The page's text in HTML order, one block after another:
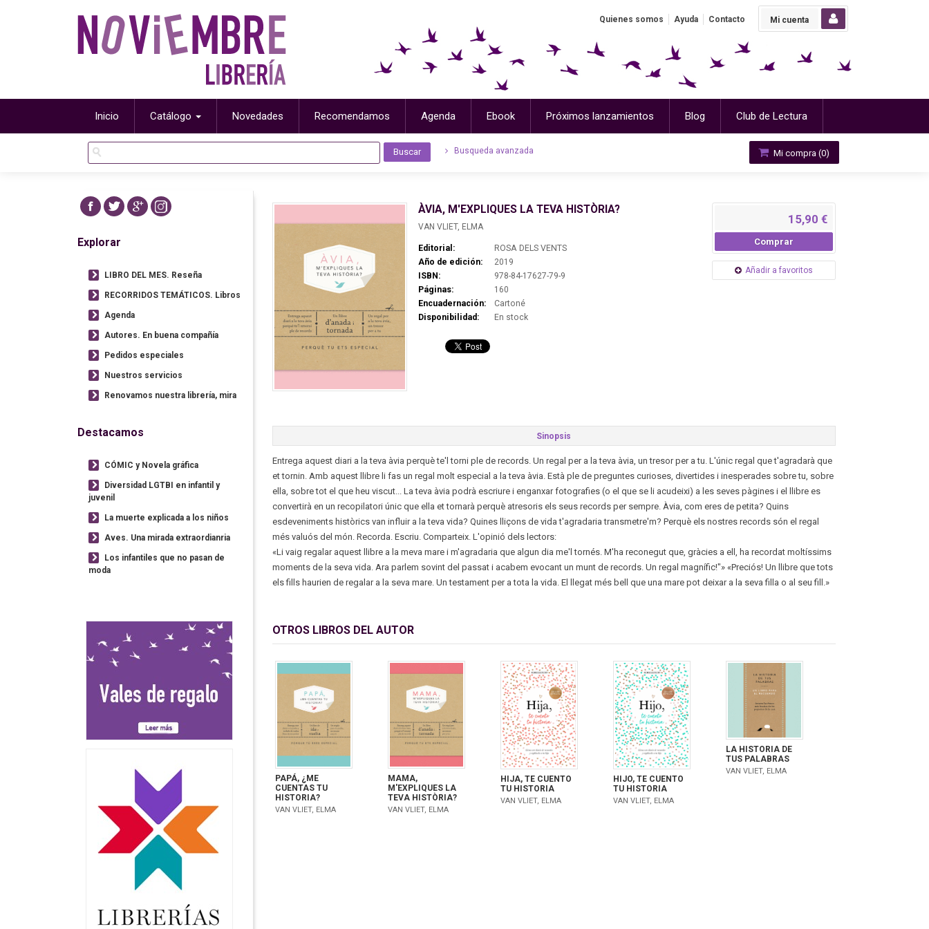
Mi cuenta
Quienes somos Ayuda Contacto
Inicio Catálogo Novedades Recomendamos Agenda Ebook Próximos lanzamientos Blog Club de Lectura
Busqueda avanzada Mi compra (0)
ÀVIA, M'EXPLIQUES LA TEVA HISTÒRIA?
VAN VLIET, ELMA
Editorial:
ROSA DELS VENTS
Año de edición:
2019
ISBN:
978-84-17627-79-9
Páginas:
160
Encuadernación:
Cartoné
Disponibilidad:
En stock
15,90 €
Comprar
Añadir a favoritos
Sinopsis
Entrega aquest diari a la teva àvia perquè te'l torni ple de records. Un regal per a la teva àvia, un tresor per a tu. L'únic regal que t'agradarà que
et tornin. Amb aquest llibre li fas un regal molt especial a la teva àvia. Està ple de preguntes curioses, divertides i inesperades sobre tu, sobre
ella, sobre tot el que heu viscut... La teva àvia podrà escriure i enganxar fotografies (o el que se li acudeixi) a les seves pàgines i el llibre es
convertirà en un recopilatori únic que ella et tornarà perquè atresoris els seus records per sempre. Àvia, com eres de petita? Quins
esdeveniments històrics van influir a la teva vida? Quines lliçons de vida t'agradaria transmetre'm? Perquè els nostres records són el regal
més valuós del món. Recorda. Escriu. Comparteix. L'opinió dels lectors:
«Li vaig regalar aquest llibre a la meva mare i m'agradaria que algun dia me'l tornés. M'ha reconegut que, gràcies a ell, ha recordat moltíssims
moments de la seva vida. Ara parlem sovint del passat i acabem evocant un munt de records. Un regal magnífic!"» «Preciós! Un llibre que tots
els fills haurien de regalar a la seva mare. Un testament per a tota la vida. El llegat més bell que una mare pot deixar a la seva filla o al seu fill.»
OTROS LIBROS DEL AUTOR
PAPÁ, ¿ME
CUENTAS TU
HISTORIA?
VAN VLIET, ELMA
MAMA,
M'EXPLIQUES LA
TEVA HISTÒRIA?
VAN VLIET, ELMA
HIJA, TE CUENTO
TU HISTORIA
VAN VLIET, ELMA
HIJO, TE CUENTO
TU HISTORIA
VAN VLIET, ELMA
LA HISTORIA DE
TUS PALABRAS
VAN VLIET, ELMA
Explorar
LIBRO DEL MES. Reseña
RECORRIDOS TEMÁTICOS. Libros
Agenda
Autores. En buena compañía
Pedidos especiales
Nuestros servicios
Renovamos nuestra librería, mira
Destacamos
CÓMIC y Novela gráfica
Diversidad LGTBI en infantil y
juvenil
La muerte explicada a los niños
Aves. Una mirada extraordianria
Los infantiles que no pasan de
moda